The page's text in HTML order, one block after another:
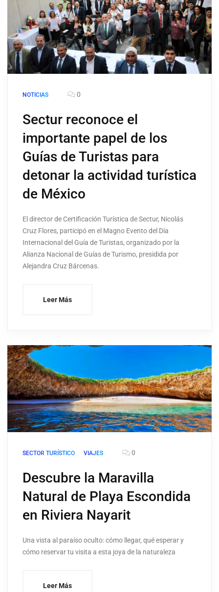
NOTICIAS 0
Sectur reconoce el
importante papel de los
Guías de Turistas para
detonar la actividad turística
de México
El director de Certificación Turística de Sectur, Nicolás
Cruz Flores, participó en el Magno Evento del Día
Internacional del Guía de Turistas, organizado por la
Alianza Nacional de Guías de Turismo, presidida por
Alejandra Cruz Bárcenas.
Leer Más
SECTOR TURÍSTICO VIAJES 0
Descubre la Maravilla
Natural de Playa Escondida
en Riviera Nayarit
Una vista al paraíso oculto: cómo llegar, qué esperar y
cómo reservar tu visita a esta joya de la naturaleza
Leer Más